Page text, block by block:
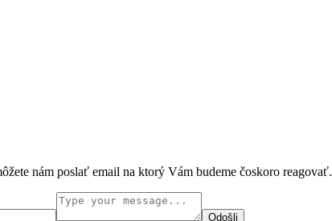
nám poslať email na ktorý Vám budeme čoskoro reagovať.
Odošli